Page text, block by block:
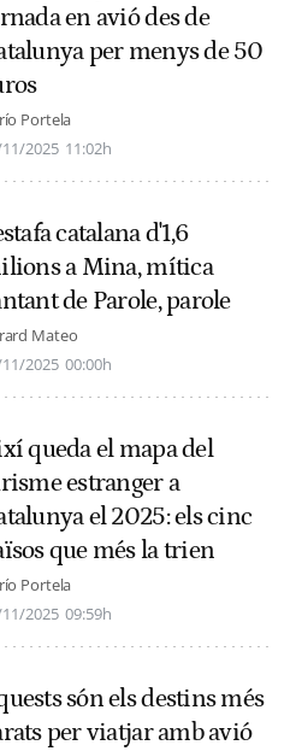
en avió des de
per menys de 50
Portela
2025 11:02h
catalana d'1,6
a Mina, mítica
de Parole, parole
Mateo
2025 00:00h
queda el mapa del
estranger a
el 2025: els cinc
que més la trien
Portela
2025 09:59h
són els destins més
per viatjar amb avió